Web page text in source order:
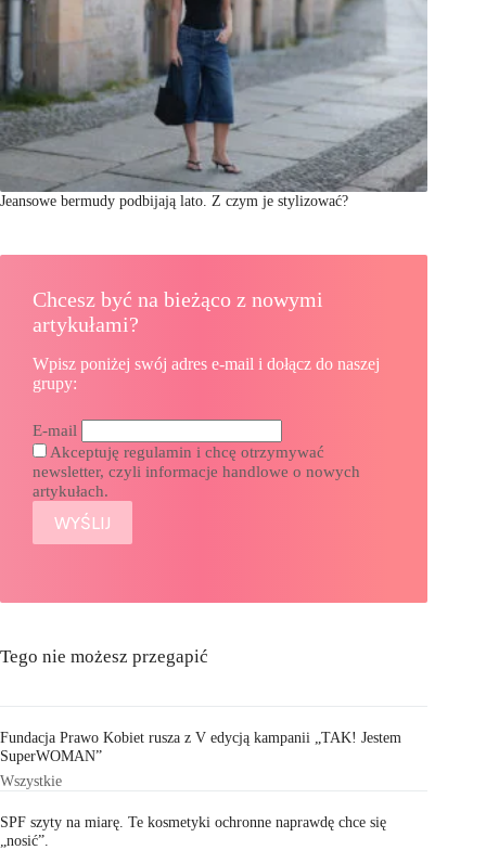
Jeansowe bermudy podbijają lato. Z czym je stylizować?
Chcesz być na bieżąco z nowymi
artykułami?
Wpisz poniżej swój adres e-mail i dołącz do naszej
grupy:
E-mail
Akceptuję regulamin i chcę otrzymywać
newsletter, czyli informacje handlowe o nowych
artykułach.
Tego nie możesz przegapić
Fundacja Prawo Kobiet rusza z V edycją kampanii „TAK! Jestem
SuperWOMAN”
Wszystkie
SPF szyty na miarę. Te kosmetyki ochronne naprawdę chce się
„nosić”.